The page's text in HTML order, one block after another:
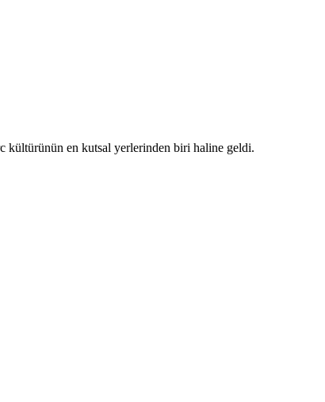
kültürünün en kutsal yerlerinden biri haline geldi.